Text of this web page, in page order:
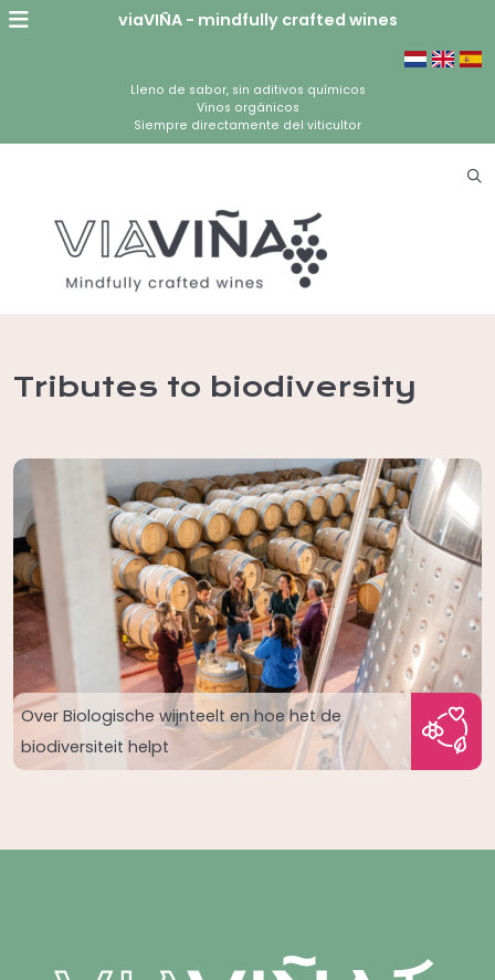
viaVIÑA - mindfully crafted wines
Lleno de sabor, sin aditivos químicos
Vinos orgánicos
Siempre directamente del viticultor
Tributes to biodiversity
Over Biologische wijnteelt en hoe het de
biodiversiteit helpt